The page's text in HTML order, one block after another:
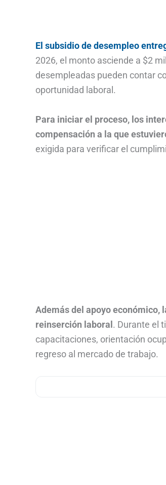
El subsidio de desempleo
2026, el monto asciende a $2
desempleadas pueden contar
oportunidad laboral.
Para iniciar el proceso, los
compensación a la que
exigida para verificar el
Además del apoyo económico,
reinserción laboral. Durante el
capacitaciones, orientación
regreso al mercado de trabajo.